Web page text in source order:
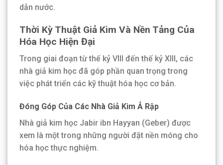
dẫn nước.
Thời Kỳ Thuật Giả Kim Và Nền Tảng Của
Hóa Học Hiện Đại
Trong giai đoạn từ thế kỷ VIII đến thế kỷ XIII, các
nhà giả kim học đã góp phần quan trọng trong
việc phát triển các kỹ thuật hóa học cơ bản.
Đóng Góp Của Các Nhà Giả Kim Ả Rập
Nhà giả kim học Jabir ibn Hayyan (Geber) được
xem là một trong những người đặt nền móng cho
hóa học thực nghiệm.